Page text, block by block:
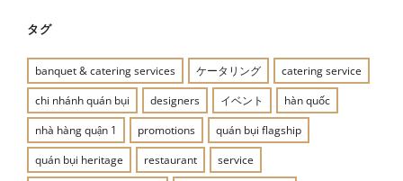
タグ
banquet & catering services ケータリング
catering service
chi nhánh quán bụi
designers イベント
hàn quốc
nhà hàng quận 1
promotions
quán bụi flagship
quán bụi heritage
restaurant
service